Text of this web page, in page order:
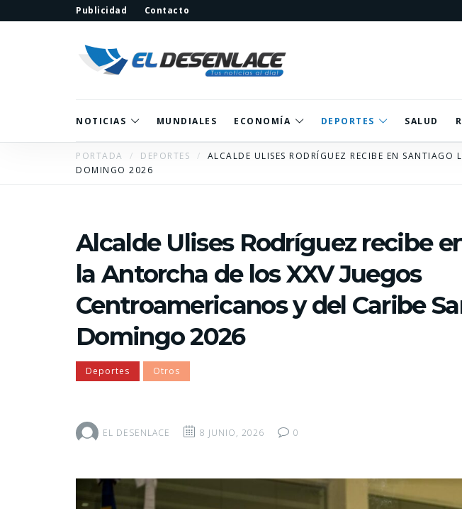
Publicidad Contacto
NOTICIAS MUNDIALES ECONOMÍA DEPORTES SALUD
PORTADA DEPORTES
ALCALDE ULISES RODRÍGUEZ RECIBE EN SANTIAGO
DOMINGO 2026
Alcalde Ulises Rodríguez recibe
la Antorcha de los XXV Juegos
Centroamericanos y del Caribe
Domingo 2026
Deportes Otros
EL DESENLACE 8 JUNIO, 2026
0